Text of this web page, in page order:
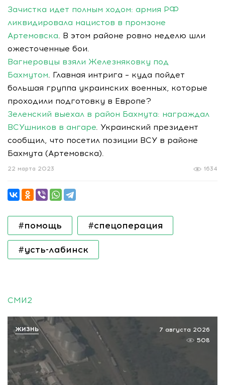
Зачистка идет полным ходом: армия РФ
ликвидировала нацистов в промзоне
Артемовска. В этом районе ровно неделю шли
ожесточенные бои.
Вагнеровцы взяли Железняковку под
Бахмутом. Главная интрига – куда пойдет
большая группа украинских военных, которые
проходили подготовку в Европе?
Зеленский выехал в район Бахмута: награждал
ВСУшников в ангаре. Украинский президент
сообщил, что посетил позиции ВСУ в районе
Бахмута (Артемовска).
1634
22 марта 2023
#помощь #спецоперация
#усть-лабинск
СМИ2
7 августа 2026
508
ЖИЗНЬ